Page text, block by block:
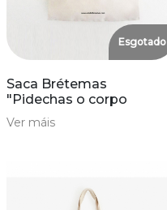
Esgotado
Saca Brétemas
"Pidechas o corpo
Ver máis